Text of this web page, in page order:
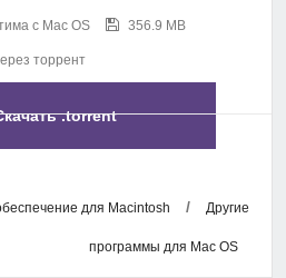
с Mac OS 356.9 MB
торрент
.torrent
для Macintosh / Другие
программы для Mac OS